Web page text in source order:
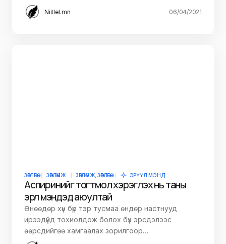
Niitlel.mn 06/04/2021
ЗӨВЛӨГӨӨ ЗӨВЛӨМЖ ЗӨВЛӨМЖ, ЗӨВЛӨГӨӨ ЭРҮҮЛ МЭНД
Аспиринийг тогтмол хэрэглэх нь таны
эрүүл мэндэд аюултай
Өнөөдөр хүн бүр тэр тусмаа өндөр настнууд
ирээдүйд тохиолдож болох бүх эрсдэлээс
өөрсдийгөө хамгаалах зорилгоор…